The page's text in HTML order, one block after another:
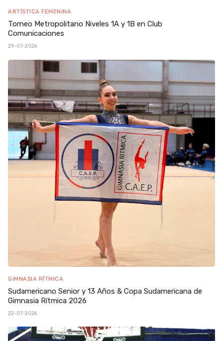
ARTÍSTICA FEMENINA
Torneo Metropolitano Niveles 1A y 1B en Club
Comunicaciones
29-07-2026
GIMNASIA RÍTMICA
Sudamericano Senior y 13 Años & Copa Sudamericana de
Gimnasia Rítmica 2026
22-07-2026